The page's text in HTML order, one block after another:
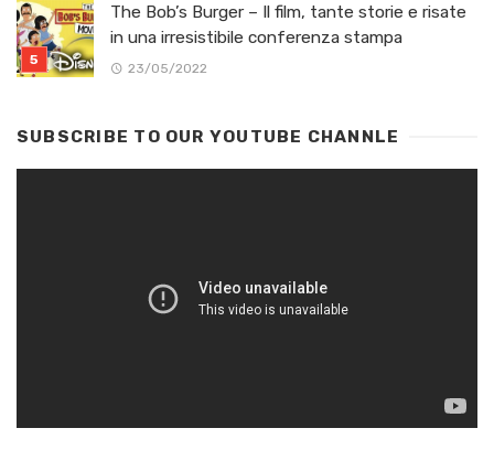
The Bob’s Burger – Il film, tante storie e risate
in una irresistibile conferenza stampa
23/05/2022
SUBSCRIBE TO OUR YOUTUBE CHANNLE